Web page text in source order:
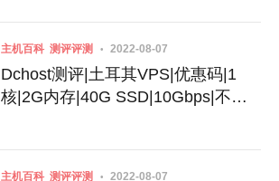
主机百科 测评评测 2022-08-07
Dchost测评|土耳其VPS|优惠码|1
核|2G内存|40G SSD|10Gbps|不限
主机百科 测评评测 2022-08-07